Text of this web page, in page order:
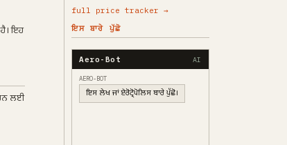
ਇਹ
ਲਈ
full price tracker →
ਇਸ ਬਾਰੇ ਪੁੱਛੋ
Aero-Bot AI
AERO-BOT
ਇਸ ਲੇਖ ਜਾਂ ਏਰੋਟ੍ਰੋਪੋਲਿਸ ਬਾਰੇ ਪੁੱਛੋ।